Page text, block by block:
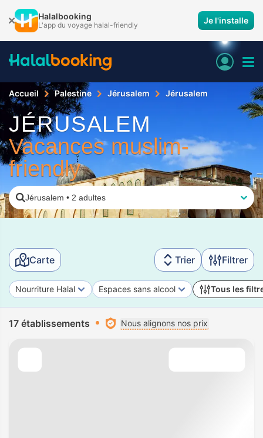
Halalbooking
L'app du voyage halal-friendly Je l'installe
Accueil Palestine Jérusalem Jérusalem
JÉRUSALEM
Vacances muslim-
friendly
Jérusalem • 2 adultes
Carte Trier Filtrer
Nourriture Halal Espaces sans alcool Tous les
17 établissements Nous alignons nos prix